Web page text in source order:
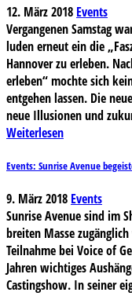
12. März 2018 Events
Vergangenen Samstag
luden erneut ein die
Hannover zu erleben.
erleben“ mochte sich
entgehen lassen. Die
neue Illusionen und
Weiterlesen
Events: Sunrise Avenue
9. März 2018 Events
Sunrise Avenue sind im
breiten Masse
Teilnahme bei Voice of
Jahren wichtiges
Castingshow. In seiner